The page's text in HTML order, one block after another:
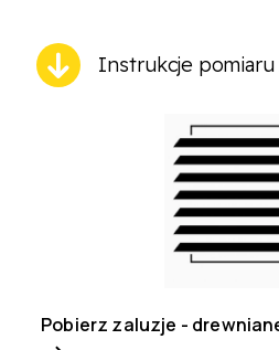
Instrukcje pomiaru
Pobierz zaluzje -